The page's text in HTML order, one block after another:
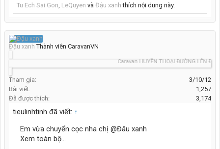
Tu Ech Sai Gon, LeQuyen và Đậu xanh thích nội dung này.
Đậu xanh Thành viên CaravanVN
Caravan HUYỀN THOẠI ĐƯỜNG LÊN ĐỈNH
Tham gia:
3/10/12
Bài viết:
1,257
Đã được thích:
3,174
tieulinhtinh đã viết: ↑
Em vừa chuyển cọc nha chị @Đâu xanh
Xem toàn bộ...